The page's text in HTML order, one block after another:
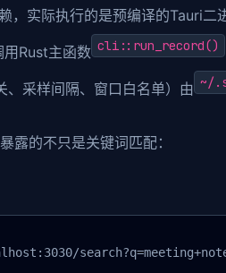
，实际执行的是预编译的Tauri二
Rust主函数 cli::run_record()
、采样间隔、窗口白名单）由 ~/
露的不只是关键词匹配：